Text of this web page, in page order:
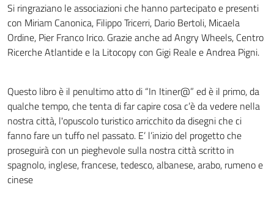
Si ringraziano le associazioni che hanno partecipato e presenti
con Miriam Canonica, Filippo Tricerri, Dario Bertoli, Micaela
Ordine, Pier Franco Irico. Grazie anche ad Angry Wheels, Centro
Ricerche Atlantide e la Litocopy con Gigi Reale e Andrea Pigni.
Questo libro è il penultimo atto di “In Itiner@” ed è il primo, da
qualche tempo, che tenta di far capire cosa c’è da vedere nella
nostra città, l'opuscolo turistico arricchito da disegni che ci
fanno fare un tuffo nel passato. E’ l’inizio del progetto che
proseguirà con un pieghevole sulla nostra città scritto in
spagnolo, inglese, francese, tedesco, albanese, arabo, rumeno e
cinese